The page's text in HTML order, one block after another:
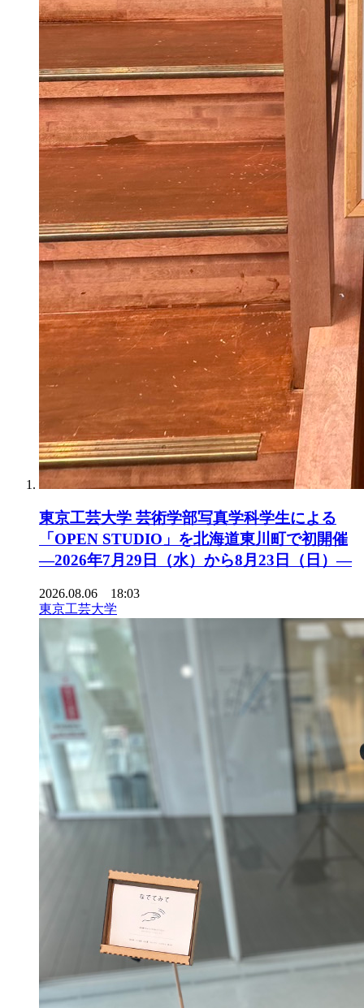
東京工芸大学 芸術学部写真学科学生による
「OPEN STUDIO」を北海道東川町で初開催
―2026年7月29日（水）から8月23日（日）―
2026.08.06 18:03
東京工芸大学